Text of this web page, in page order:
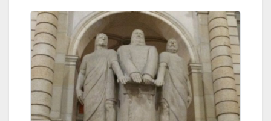
Marcello Malpighi, 14 spazio eventi del Circolo
——————- Lo Jass è un gioco di presa (come la
Briscola o il Tressette), si gioca quasi sempre in quattro
giocatori a coppie, con 36 carte (dal 6 all’Asso) di semi
franco-tedeschi o francesi (cuori, quadri, fiori, picche /
oppure…